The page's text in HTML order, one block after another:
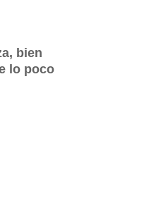
bien
lo poco